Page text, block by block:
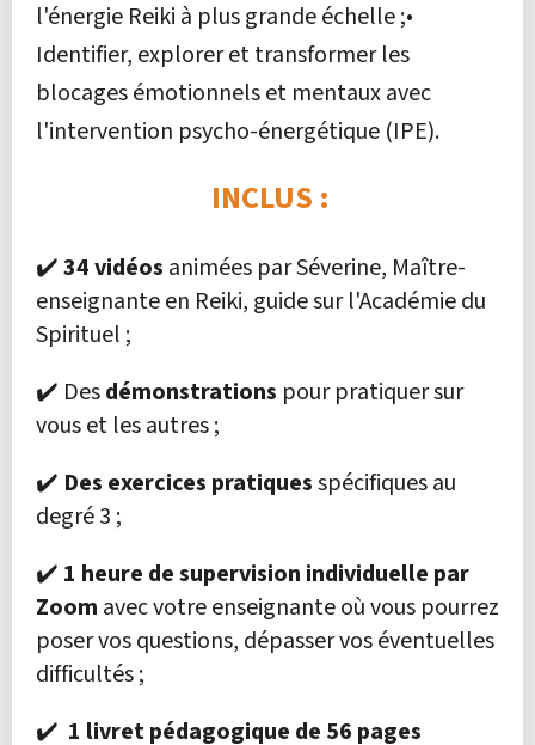
l'énergie Reiki à plus grande échelle ;•
Identifier, explorer et transformer les
blocages émotionnels et mentaux avec
l'intervention psycho-énergétique (IPE).
INCLUS :
✔️34vidéos animées par Séverine, Maître-
enseignante en Reiki, guide sur l'Académie du
Spirituel ;
✔️ Desdémonstrations pour pratiquer sur
vous et les autres ;
✔️ Des exercices pratiquesspécifiques au
degré 3 ;
✔️ 1 heure de supervision individuelle par
Zoom avec votre enseignante où vous pourrez
poser vos questions, dépasser vos éventuelles
difficultés ;
✔️ 1 livret pédagogique de 56 pages